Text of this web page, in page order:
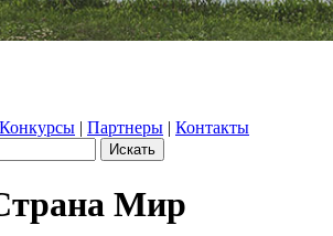
Конкурсы | Партнеры | Контакты
Мир